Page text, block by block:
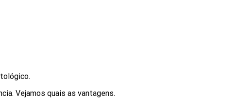
Vejamos quais as vantagens.